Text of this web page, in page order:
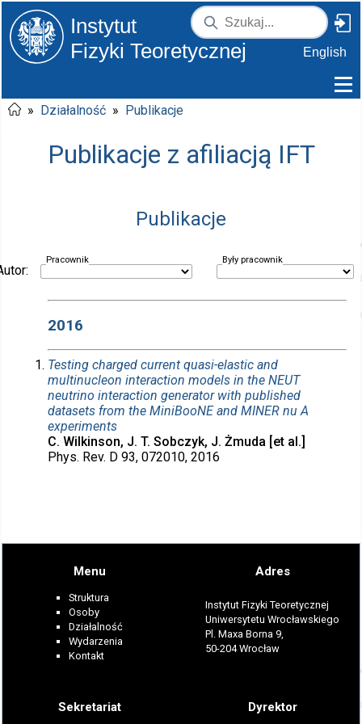
Instytut
Fizyki Teoretycznej
English
» Działalność » Publikacje
Publikacje z afiliacją IFT
Publikacje
Pracownik Były pracownik
2016
Testing charged current quasi-elastic and
multinucleon interaction models in the NEUT
neutrino interaction generator with published
datasets from the MiniBooNE and MINER nu A
experiments
C. Wilkinson, J. T. Sobczyk, J. Żmuda [et al.]
Phys. Rev. D 93, 072010, 2016
Menu
Struktura
Osoby
Działalność
Wydarzenia
Kontakt
Adres
Instytut Fizyki Teoretycznej
Uniwersytetu Wrocławskiego
Pl. Maxa Borna 9,
50-204 Wrocław
Sekretariat Dyrektor